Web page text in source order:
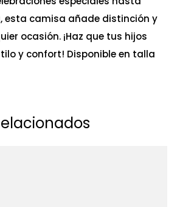
esta camisa añade distinción y
ocasión. ¡Haz que tus hijos
y confort! Disponible en talla